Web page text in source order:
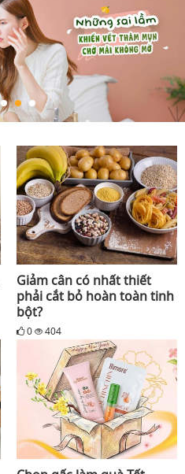
Giảm cân có nhất thiết
phải cắt bỏ hoàn toàn tinh
bột?
0 404